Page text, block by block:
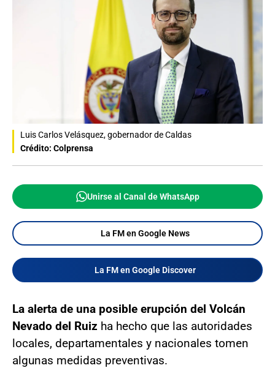
Luis Carlos Velásquez, gobernador de Caldas
Crédito: Colprensa
Unirse al Canal de WhatsApp
La FM en Google News
La FM en Google Discover
La alerta de una posible erupción del Volcán
Nevado del Ruiz ha hecho que las autoridades
locales, departamentales y nacionales tomen
algunas medidas preventivas.